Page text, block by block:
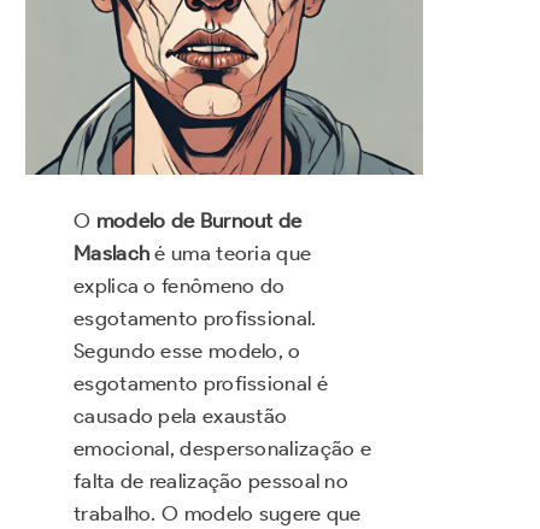
O modelo de Burnout de
Maslach é uma teoria que
explica o fenômeno do
esgotamento profissional.
Segundo esse modelo, o
esgotamento profissional é
causado pela exaustão
emocional, despersonalização e
falta de realização pessoal no
trabalho. O modelo sugere que